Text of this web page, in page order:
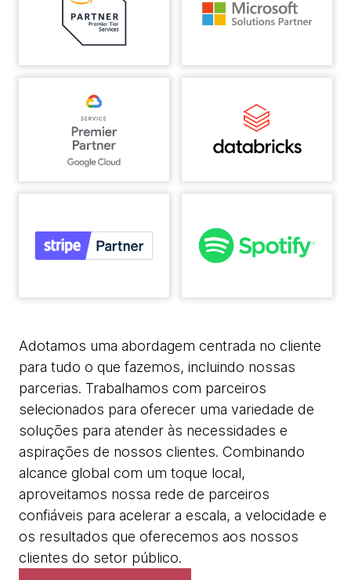
Adotamos uma abordagem centrada no cliente
para tudo o que fazemos, incluindo nossas
parcerias. Trabalhamos com parceiros
selecionados para oferecer uma variedade de
soluções para atender às necessidades e
aspirações de nossos clientes. Combinando
alcance global com um toque local,
aproveitamos nossa rede de parceiros
confiáveis para acelerar a escala, a velocidade e
os resultados que oferecemos aos nossos
clientes do setor público.